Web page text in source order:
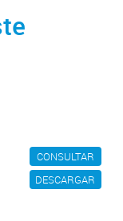
CONSULTAR
DESCARGAR